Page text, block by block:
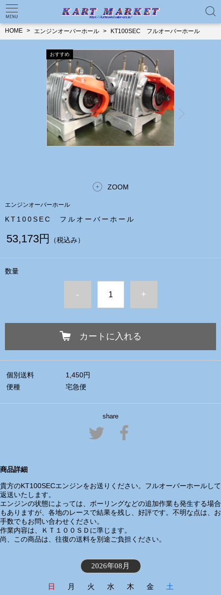
HOME エンジンオーバーホール KT100SEC フルオーバーホール
ZOOM
エンジンオーバーホール
KT100SEC フルオーバーホール
53,173円 （税込み）
数量
- +
カートに入れる
個別送料
1,450円
便種
宅急便
share
商品詳細
貴方のKT100SECエンジンをお送りください。フルオーバーホールして
返送いたします。
エンジンの状態によっては、ボーリングなどの追加作業も発生する場合
もありますが、各地のレースで結果を残し、好評です。不明な点は、お
手数でもお問い合わせください。
作業内容は、ＫＴ１００ＳＤに準じます。
尚、この商品は、往復の送料を別途ご負担ください。
2026年08月
日 月 火 水 木 金
土